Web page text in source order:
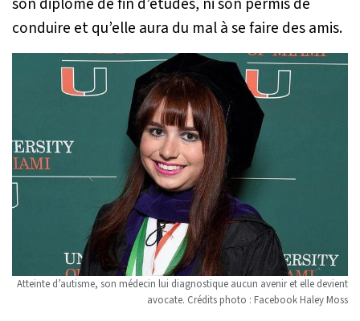
conduire et qu’elle aura du mal à se faire des amis.
Atteinte d’autisme, son médecin lui diagnostique aucun avenir et elle devient
avocate. Crédits photo : Facebook Haley Moss